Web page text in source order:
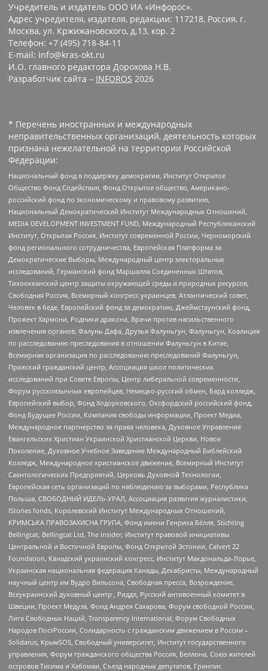
Учредитель и издатель ООО ИА «Инфорос».
Адрес учредителя, издателя, редакции: 117218, Россия, г.
Москва, ул. Кржижановского, д.13, кор. 2
Телефон: +7 (495) 718-84-11
E-mail: info@kras-okt.ru
И.О. главного редактора Дорохова Н.В.
Разработчик сайта – INFOROS 2026
* Перечень иностранных и международных
неправительственных организаций, деятельность которых
признана нежелательной на территории Российской
Федерации:
Национальный фонд в поддержку демократии, Институт Открытое
Общество Фонд Содействия, Фонд Открытое общество, Американо-
российский фонд по экономическому и правовому развитию,
Национальный Демократический Институт Международных Отношений,
MEDIA DEVELOPMENT INVESTMENT FUND, Международный Республиканский
Институт, Открытая Россия, Институт современной России, Черноморский
фонд регионального сотрудничества, Европейская Платформа за
Демократические Выборы, Международный центр электоральных
исследований, Германский фонд Маршалла Соединенных Штатов,
Тихоокеанский центр защиты окружающей среды и природных ресурсов,
Свободная Россия, Всемирный конгресс украинцев, Атлантический совет,
Человек в беде, Европейский фонд за демократию, Джеймстаунский фонд,
Прожект Хармони, Родники дракона, Врачи против насильственного
извлечения органов, Фалунь Дафа, Друзья Фалуньгун, Фалуньгун, Коалиция
по расследованию преследования в отношении Фалуньгун в Китае,
Всемирная организация по расследованию преследований Фалуньгун,
Пражский гражданский центр, Ассоциация школ политических
исследований при Совете Европы, Центр либеральной современности,
Форум русскоязычных европейцев, Немецко-русский обмен, Бард колледж,
Европейский выбор, Фонд Ходорковского, Оксфордский российский фонд,
Фонд Будущее России, Компания свободы информации, Проект Медиа,
Международное партнерство за права человека, Духовное Управление
Евангельских Христиан Украинской Христианской Церкви, Новое
Поколение, Духовное Учебное Заведение Международный Библейский
Колледж, Международное христианское движение, Всемирный Институт
Саентологических Предприятий, Церковь Духовной Технологии,
Европейская сеть организаций по наблюдению за выборами, Республика
Польша, СВОБОДНЫЙ ИДЕЛЬ-УРАЛ, Ассоциация развития журналистики,
IStories fonds, Королевский Институт Международных Отношений,
КРИМСЬКА ПРАВОЗАХИСНА ГРУПА, Фонд имени Генриха Бёлля, Stichting
Bellingcat, Bellingcat Ltd, The Insider, Институт правовой инициативы
Центральной и Восточной Европы, Фонд Открытой Эстонии, Calvert 22
Foundation, Канадский украинский конгресс, Институт Макдональда-Лорье,
Украинская национальная федерация Канады, Декабристы, Международный
научный центр им Вудро Вильсона, Свободная пресса, Возрождение,
Всеукраинский духовный центр , Риддл, Русский антивоенный комитет в
Швеции, Проект Медуза, Фонд Андрея Сахарова, Форум свободной России,
Лига Свободных Наций, Transparеncy International, Форум Свободных
Народов ПостРоссии, Солидарность с гражданским движением в России –
Solidarus, КрымSOS, Свободный университет, Институт государственного
управления, Форум гражданского общества Россия, Беллона, Союз жителей
островов Тисима и Хабомаи, Съезд народных депутатов, Гринпис